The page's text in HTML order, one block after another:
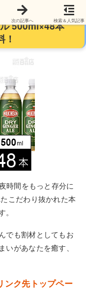
サヒ飲料 ウィル
500ml×48本
時間をもっと存分に
こだわり抜かれた本
。
でも割材としてもお
いがあなたを癒す、
ンク先トップペー
次の記事へ 検索＆人気記事